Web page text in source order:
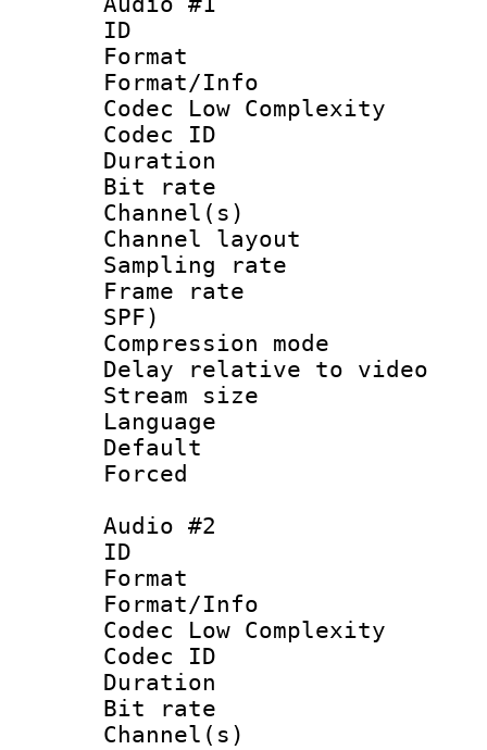
ID
Format :
Format/Info :
Codec Low Complexity
Codec ID :
Duration :
Bit rate :
Channel(s)
Channel
Sampling
Frame rate :
SPF)
Compression
Delay relative to
Stream size :
Language
Default
Audio #2
ID
Format :
Format/Info :
Codec Low Complexity
Codec ID :
Duration :
Bit rate :
Channel(s)